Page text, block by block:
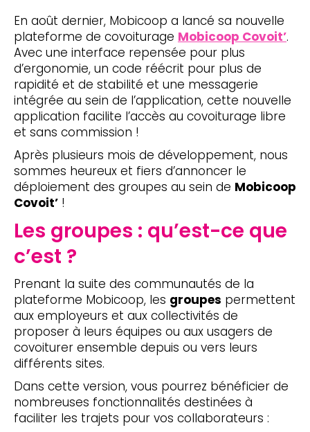
En août dernier, Mobicoop a lancé sa nouvelle
plateforme de covoiturage Mobicoop Covoit’.
Avec une interface repensée pour plus
d’ergonomie, un code réécrit pour plus de
rapidité et de stabilité et une messagerie
intégrée au sein de l’application, cette nouvelle
application facilite l’accès au covoiturage libre
et sans commission !
Après plusieurs mois de développement, nous
sommes heureux et fiers d’annoncer le
déploiement des groupes au sein de Mobicoop
Covoit’ !
Les groupes : qu’est-ce que
c’est ?
Prenant la suite des communautés de la
plateforme Mobicoop, les groupes permettent
aux employeurs et aux collectivités de
proposer à leurs équipes ou aux usagers de
covoiturer ensemble depuis ou vers leurs
différents sites.
Dans cette version, vous pourrez bénéficier de
nombreuses fonctionnalités destinées à
faciliter les trajets pour vos collaborateurs :